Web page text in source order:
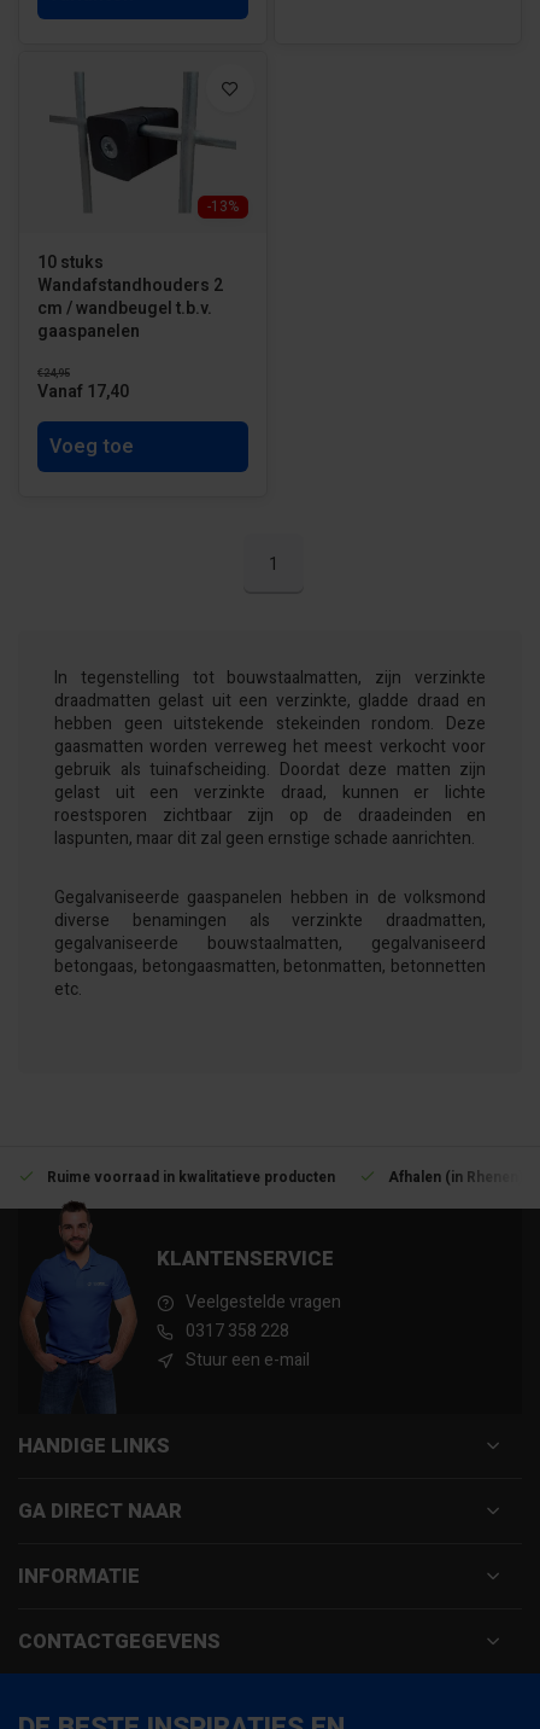
-13%
10 stuks
Wandafstandhouders 2
cm / wandbeugel t.b.v.
gaaspanelen
€24,95
Vanaf 17,40
Voeg toe
1
In tegenstelling tot bouwstaalmatten, zijn verzinkte
draadmatten gelast uit een verzinkte, gladde draad en
hebben geen uitstekende stekeinden rondom. Deze
gaasmatten worden verreweg het meest verkocht voor
gebruik als tuinafscheiding. Doordat deze matten zijn
gelast uit een verzinkte draad, kunnen er lichte
roestsporen zichtbaar zijn op de draadeinden en
laspunten, maar dit zal geen ernstige schade aanrichten.
Gegalvaniseerde gaaspanelen hebben in de volksmond
diverse benamingen als verzinkte draadmatten,
gegalvaniseerde bouwstaalmatten, gegalvaniseerd
betongaas, betongaasmatten, betonmatten, betonnetten
etc.
Ruime voorraad in kwalitatieve producten Afhalen (in Rhenen)
KLANTENSERVICE
Veelgestelde vragen
0317 358 228
Stuur een e-mail
HANDIGE LINKS
GA DIRECT NAAR
INFORMATIE
CONTACTGEGEVENS